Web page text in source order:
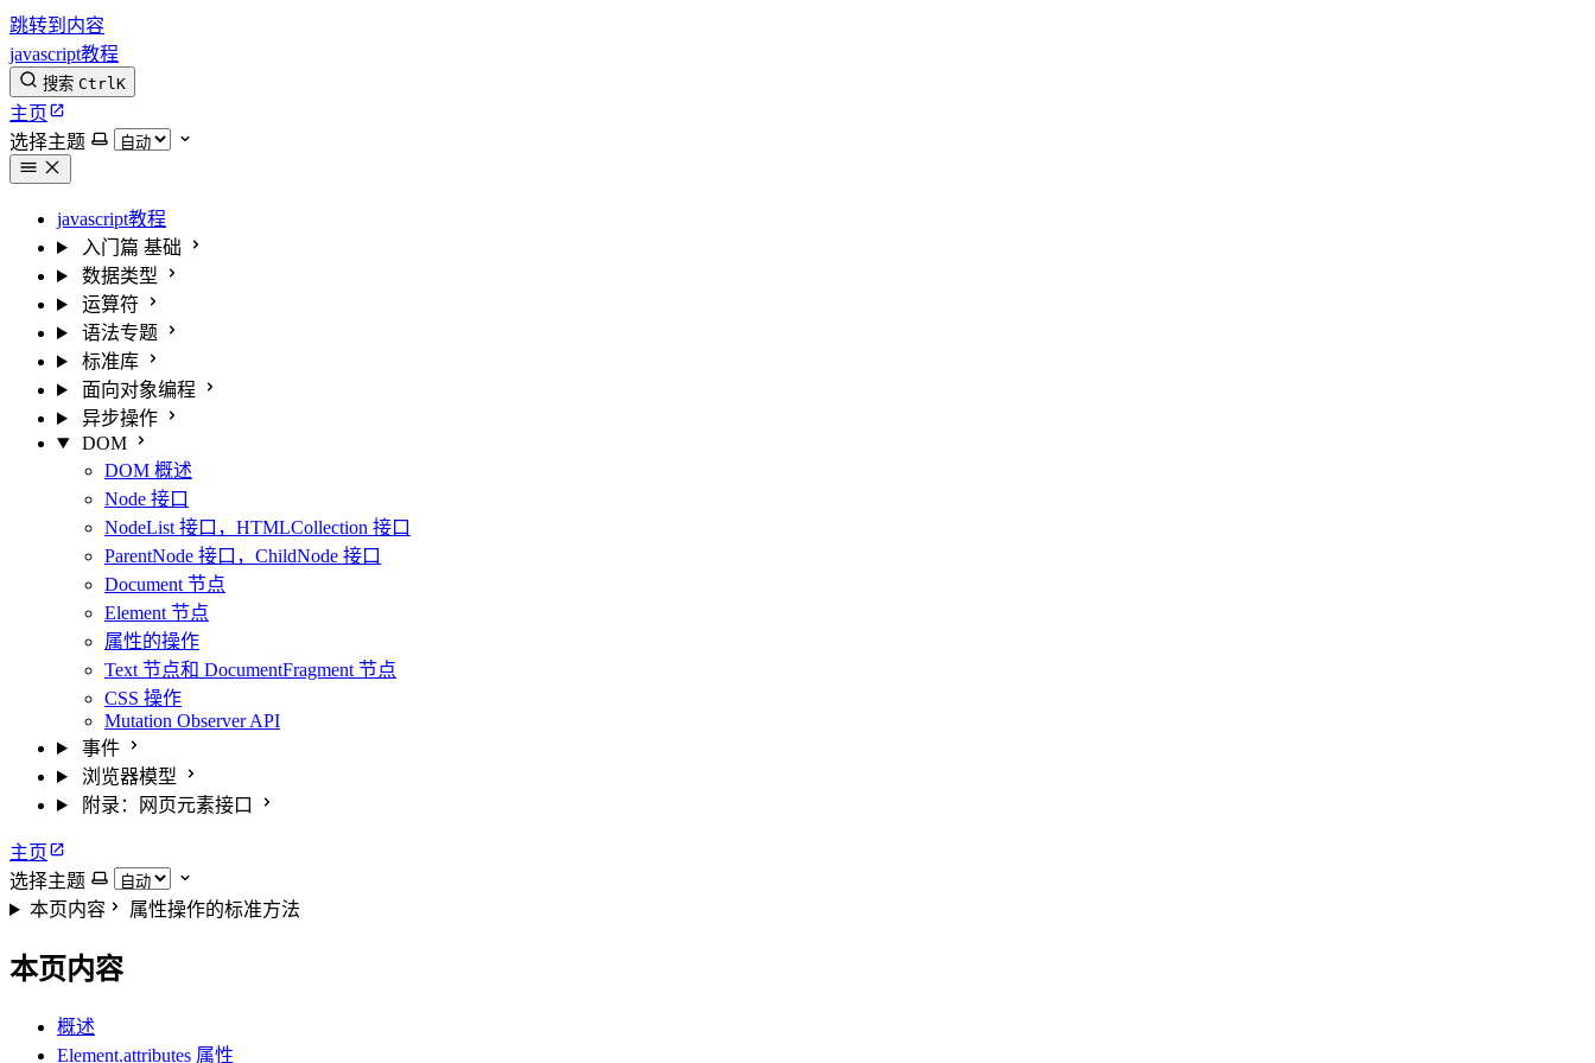
跳转到内容
javascript教程
搜索 CtrlK
主页
选择主题
javascript教程
入门篇 基础
数据类型
运算符
语法专题
标准库
面向对象编程
异步操作
DOM
DOM 概述
Node 接口
NodeList 接口，HTMLCollection 接口
ParentNode 接口，ChildNode 接口
Document 节点
Element 节点
属性的操作
Text 节点和 DocumentFragment 节点
CSS 操作
Mutation Observer API
事件
浏览器模型
附录：网页元素接口
主页
选择主题
本页内容
属性操作的标准方法
本页内容
概述
Element.attributes 属性